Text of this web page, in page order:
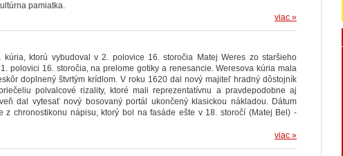
pamiatka.
viac »
kúria, ktorú vybudoval v 2. polovice 16. storočia Matej Weres zo staršieho
polovici 16. storočia, na prelome gotiky a renesancie. Weresova kúria mala
doplnený štvrtým krídlom. V roku 1620 dal nový majiteľ hradný dôstojník
polvalcové rizality, ktoré mali reprezentatívnu a pravdepodobne aj
dal vytesať nový bosovaný portál ukončený klasickou nákladou. Dátum
z chronostikonu nápisu, ktorý bol na fasáde ešte v 18. storočí (Matej Bel) -
viac »